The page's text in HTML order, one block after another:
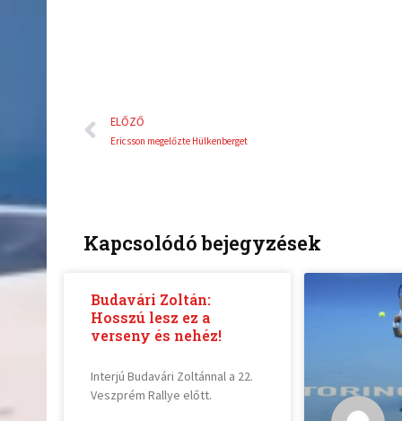
Előző
ELŐZŐ
Ericsson megelőzte Hülkenberget
Kapcsolódó bejegyzések
Budavári Zoltán:
Hosszú lesz ez a
verseny és nehéz!
Interjú Budavári Zoltánnal a 22.
Veszprém Rallye előtt.